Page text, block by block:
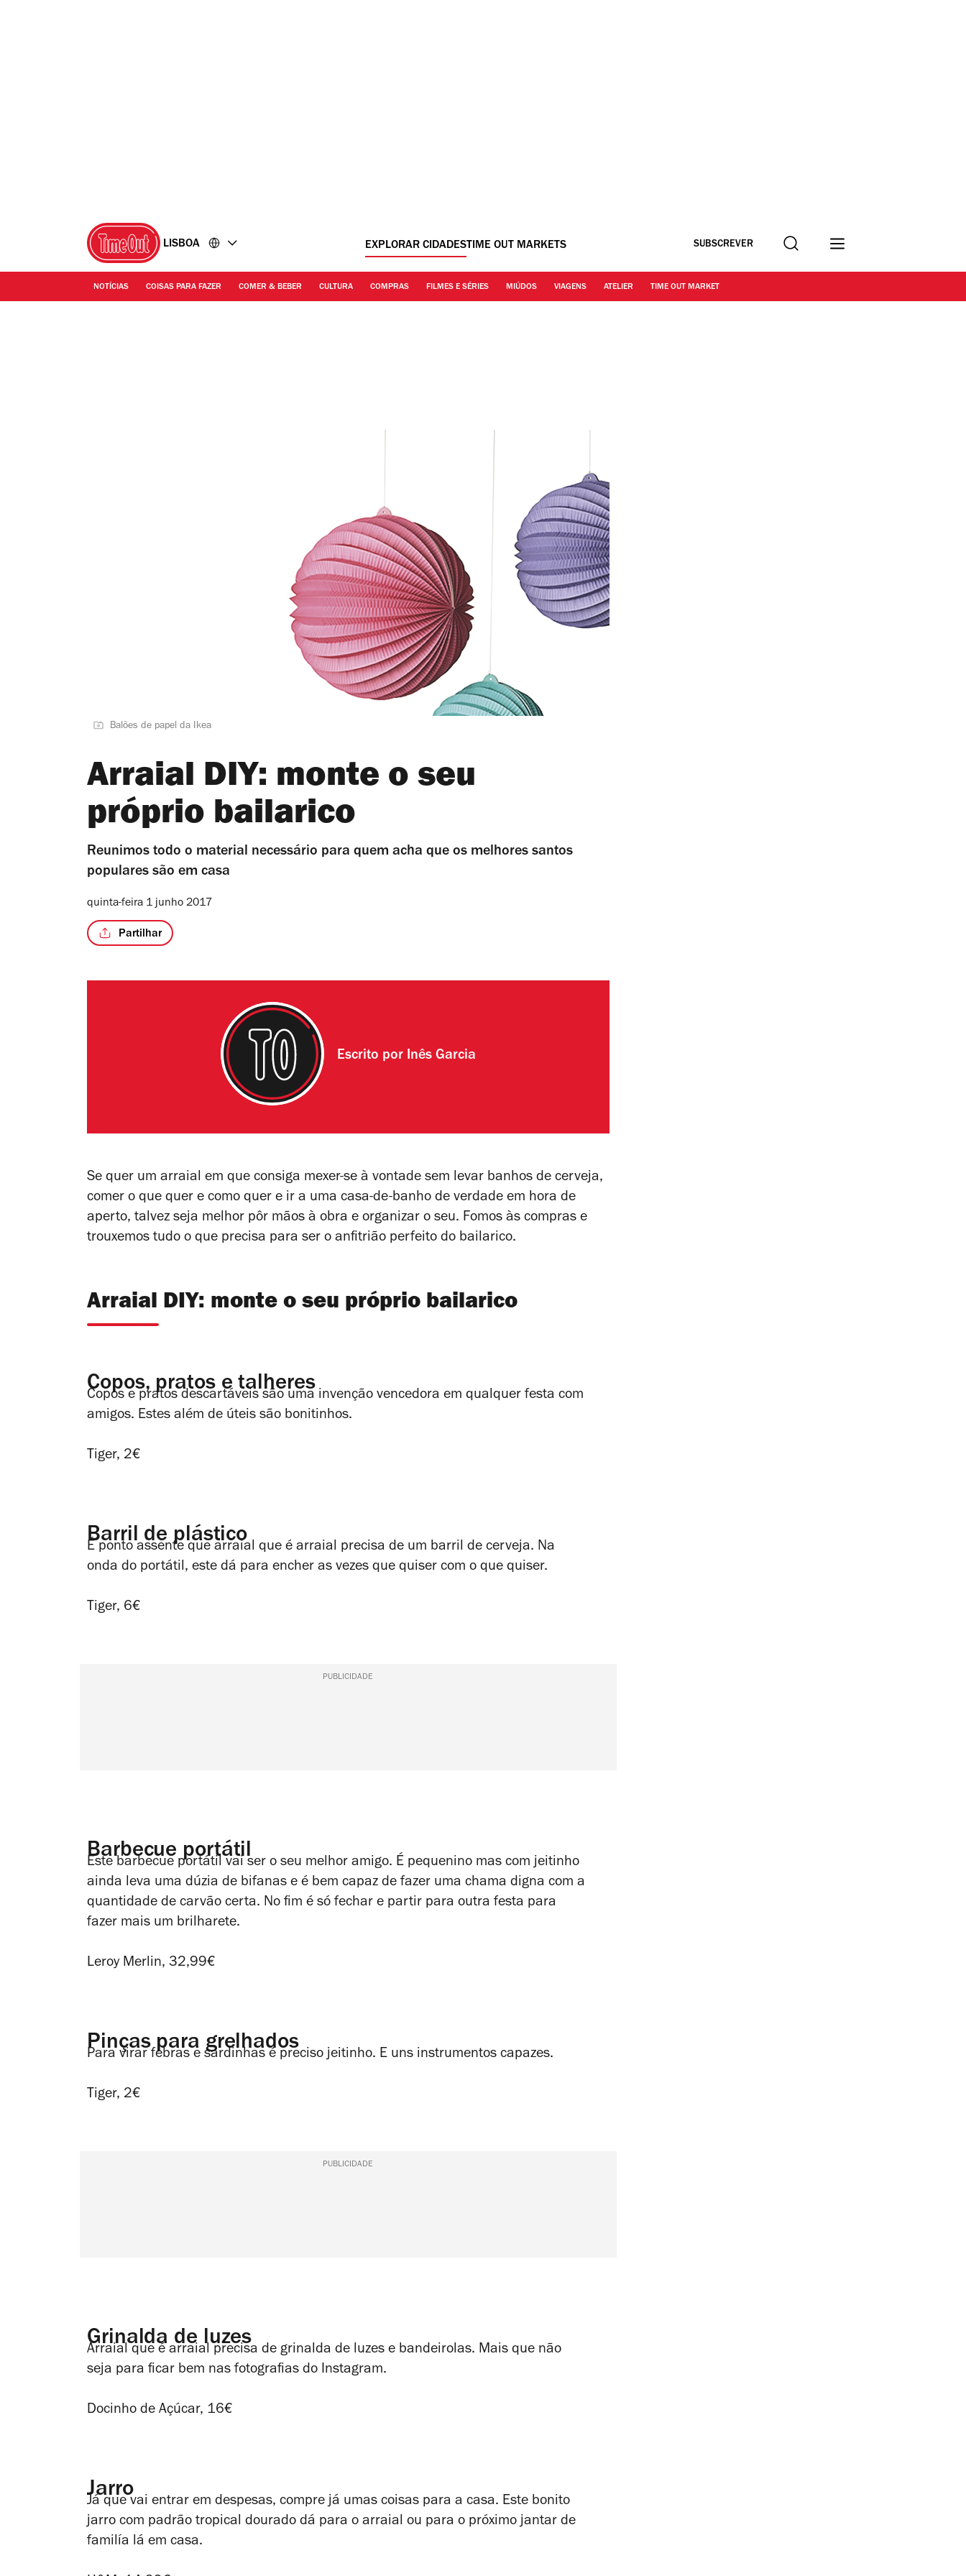
LISBOA EXPLORAR CIDADESTIME OUT MARKETS SUBSCREVER Procurar
NOTÍCIAS COISAS PARA FAZER COMER & BEBER CULTURA COMPRAS FILMES E SÉRIES MIÚDOS VIAGENS ATELIER TIME OUT MARKET
Balões de papel da Ikea
Arraial DIY: monte o seu
próprio bailarico
Reunimos todo o material necessário para quem acha que os melhores santos
populares são em casa
quinta-feira 1 junho 2017
Partilhar
Escrito por Inês Garcia
Se quer um arraial em que consiga mexer-se à vontade sem levar banhos de cerveja,
comer o que quer e como quer e ir a uma casa-de-banho de verdade em hora de
aperto, talvez seja melhor pôr mãos à obra e organizar o seu. Fomos às compras e
trouxemos tudo o que precisa para ser o anfitrião perfeito do bailarico.
Arraial DIY: monte o seu próprio bailarico
Copos, pratos e talheres
Copos e pratos descartáveis são uma invenção vencedora em qualquer festa com
amigos. Estes além de úteis são bonitinhos.
Tiger, 2€
Barril de plástico
É ponto assente que arraial que é arraial precisa de um barril de cerveja. Na
onda do portátil, este dá para encher as vezes que quiser com o que quiser.
Tiger, 6€
PUBLICIDADE
Barbecue portátil
Este barbecue portátil vai ser o seu melhor amigo. É pequenino mas com jeitinho
ainda leva uma dúzia de bifanas e é bem capaz de fazer uma chama digna com a
quantidade de carvão certa. No fim é só fechar e partir para outra festa para
fazer mais um brilharete.
Leroy Merlin, 32,99€
Pinças para grelhados
Para virar febras e sardinhas é preciso jeitinho. E uns instrumentos capazes.
Tiger, 2€
PUBLICIDADE
Grinalda de luzes
Arraial que é arraial precisa de grinalda de luzes e bandeirolas. Mais que não
seja para ficar bem nas fotografias do Instagram.
Docinho de Açúcar, 16€
Jarro
Já que vai entrar em despesas, compre já umas coisas para a casa. Este bonito
jarro com padrão tropical dourado dá para o arraial ou para o próximo jantar de
familía lá em casa.